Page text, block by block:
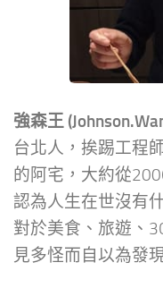
強森王
台北人，挨踢工程
的阿宅，大約從
認為人生在世沒有
對於美食、旅遊、
見多怪而自以為發